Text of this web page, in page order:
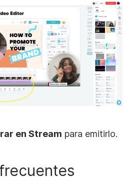
en Stream para emitirlo.